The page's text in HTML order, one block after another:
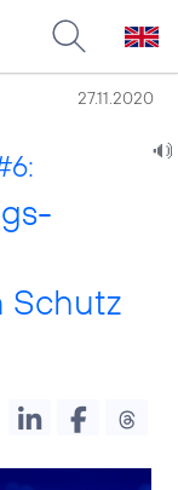
27.11.2020
Schutz